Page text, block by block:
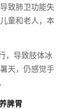
致肺卫功能失
童和老人，本
，导致肢体冰
天，仍感觉手
脾胃